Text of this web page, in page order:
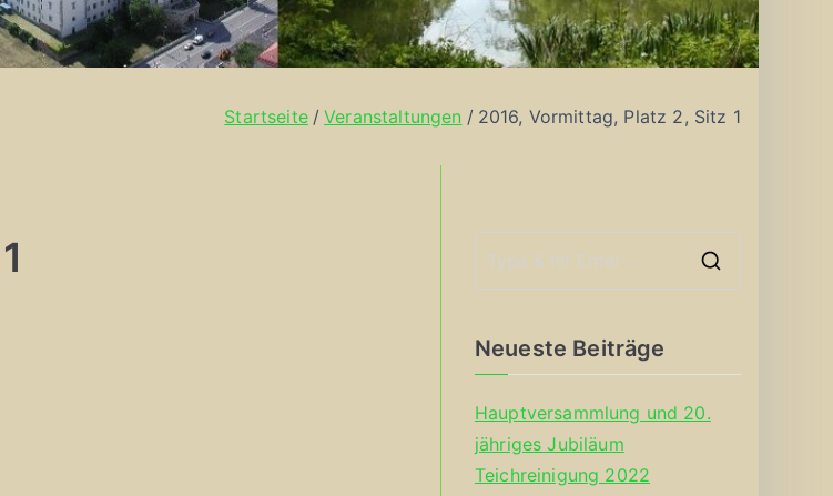
Startseite Veranstaltungen 2016, Vormittag, Platz 2, Sitz 1
Neueste Beiträge
Hauptversammlung und 20.
jähriges Jubiläum
Teichreinigung 2022